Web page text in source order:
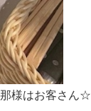
様はお客さん☆